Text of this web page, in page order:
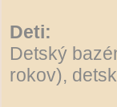
Deti:
Detský
rokov),